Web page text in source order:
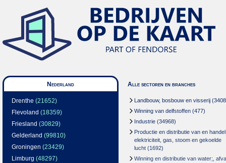
Nederland
Drenthe (21652)
Flevoland (18359)
Friesland (30829)
Gelderland (99810)
Groningen (23429)
Limburg (48297)
Alle sectoren en branches
Landbouw, bosbouw en visserij
Winning van delfstoffen (477)
Industrie (34968)
Productie en distributie van en
elektriciteit, gas, stoom en gekoelde
lucht (1692)
Winning en distributie van water;,